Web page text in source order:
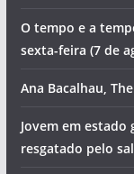
O tempo e a
sexta-feira (7 de
Ana Bacalhau,
Jovem em estado
resgatado pelo